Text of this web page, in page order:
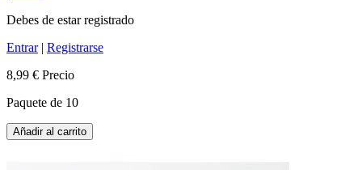
Debes de estar registrado
Entrar| Registrarse
8,99 € Precio
Paquete de 10
Añadir al carrito